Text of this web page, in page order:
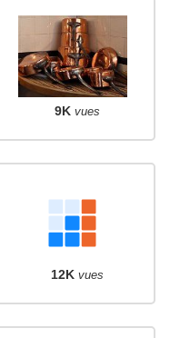
9K vues
12K vues